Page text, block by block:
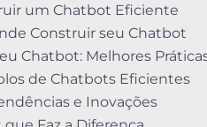
um Chatbot Eficiente
Construir seu Chatbot
Chatbot: Melhores
de Chatbots Eficientes
e Inovações